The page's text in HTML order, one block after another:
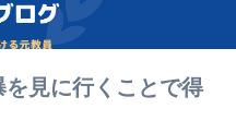
見に行くことで得